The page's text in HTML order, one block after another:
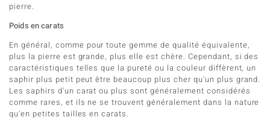
pierre.
Poids en carats
En général, comme pour toute gemme de qualité équivalente,
plus la pierre est grande, plus elle est chère. Cependant, si des
caractéristiques telles que la pureté ou la couleur diffèrent, un
saphir plus petit peut être beaucoup plus cher qu'un plus grand.
Les saphirs d'un carat ou plus sont généralement considérés
comme rares, et ils ne se trouvent généralement dans la nature
qu'en petites tailles en carats.